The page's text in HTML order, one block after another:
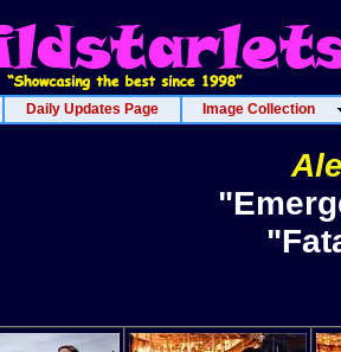
Daily Updates Page Image Collection